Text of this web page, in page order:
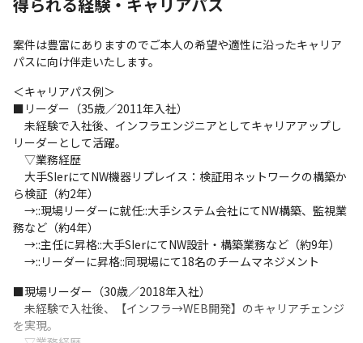
案件は豊富にありますのでご本人の希望や適性に沿ったキャリア
パスに向け伴走いたします。
＜キャリアパス例＞
■リーダー（35歳／2011年入社）
未経験で入社後、インフラエンジニアとしてキャリアアップし
リーダーとして活躍。
▽業務経歴
大手SIerにてNW機器リプレイス：検証用ネットワークの構築か
ら検証（約2年）
→::現場リーダーに就任::大手システム会社にてNW構築、監視業
務など（約4年）
→::主任に昇格::大手SIerにてNW設計・構築業務など（約9年）
→::リーダーに昇格::同現場にて18名のチームマネジメント
■現場リーダー（30歳／2018年入社）
未経験で入社後、【インフラ→WEB開発】のキャリアチェンジ
を実現。